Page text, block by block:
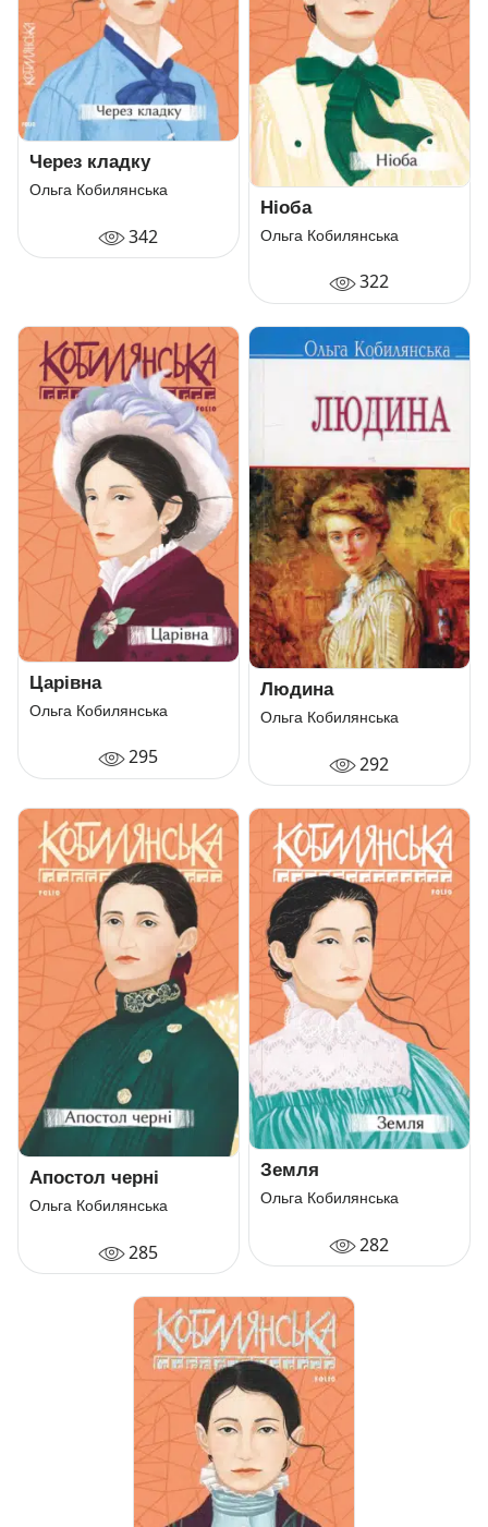
Через кладку
Ольга Кобилянська
342
Ніоба
Ольга Кобилянська
322
Царівна
Ольга Кобилянська
295
Людина
Ольга Кобилянська
292
Апостол черні
Ольга Кобилянська
285
Земля
Ольга Кобилянська
282